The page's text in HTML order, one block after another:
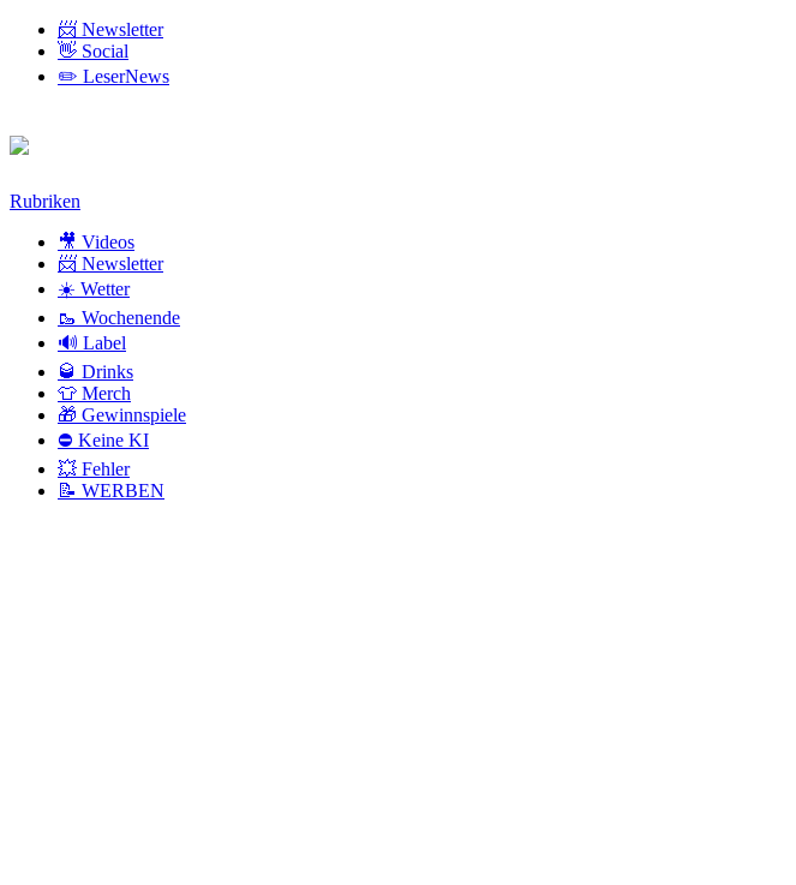
📨 Newsletter
👋 Social
✏️ LeserNews
Zum
Rubriken
🎥 Videos
📨 Newsletter
☀️ Wetter
🥾 Wochenende
🔊 Label
🥃 Drinks
👕 Merch
🎁 Gewinnspiele
⛔ Keine KI
💥 Fehler
📝 WERBEN